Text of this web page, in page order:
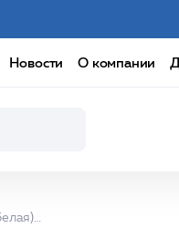
Новости О компании